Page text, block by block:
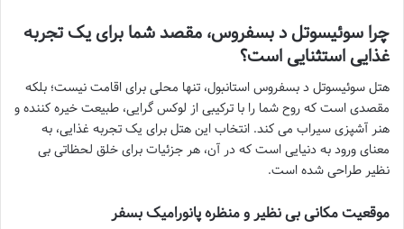
چرا سوئیسوتل د بسفروس، مقصد شما برای یک تجربه
غذایی استثنایی است؟
هتل سوئیسوتل د بسفروس استانبول، تنها محلی برای اقامت نیست؛ بلکه
مقصدی است که روح شما را با ترکیبی از لوکس گرایی، طبیعت خیره کننده و
هنر آشپزی سیراب می کند. انتخاب این هتل برای یک تجربه غذایی، به
معنای ورود به دنیایی است که در آن، هر جزئیات برای خلق لحظاتی بی
نظیر طراحی شده است.
موقعیت مکانی بی نظیر و منظره پانورامیک بسفر